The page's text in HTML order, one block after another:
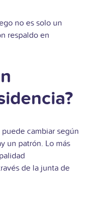
no es solo un
respaldo en
cambiar según
un patrón. Lo más
de la junta de